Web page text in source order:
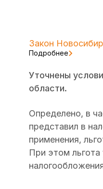
Закон
Подробнее
Уточнены
области.
Определено, в
представил в
применения,
При этом